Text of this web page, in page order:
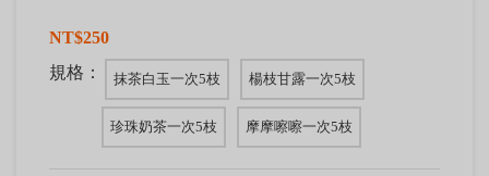
NT$250
規格：
抹茶白玉一次5枝 楊枝甘露一次5枝
珍珠奶茶一次5枝 摩摩嚓嚓一次5枝